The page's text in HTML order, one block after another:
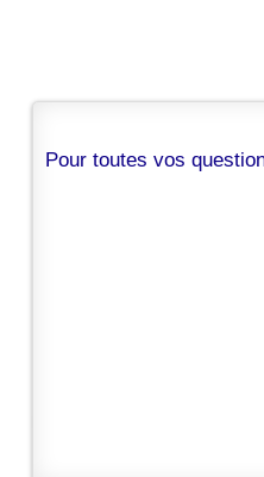
Pour toutes vos